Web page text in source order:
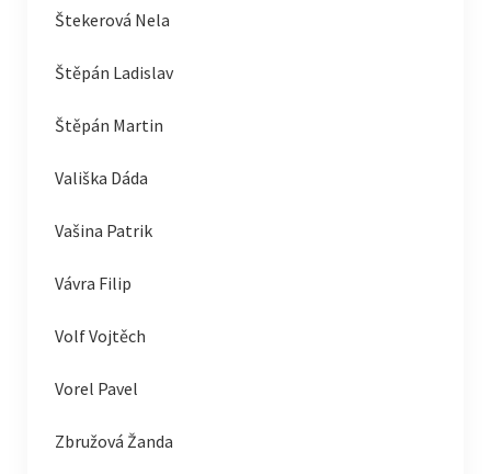
Štekerová Nela
Štěpán Ladislav
Štěpán Martin
Vališka Dáda
Vašina Patrik
Vávra Filip
Volf Vojtěch
Vorel Pavel
Zbružová Žanda